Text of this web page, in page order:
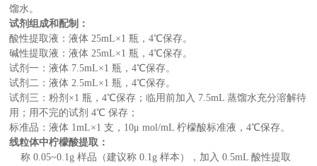
馏水。
试剂组成和配制：
酸性提取液：液体 25mL×1 瓶，4℃保存。
碱性提取液：液体 25mL×1 瓶，4℃保存。
试剂一：液体 7.5mL×1 瓶，4℃保存。
试剂二：液体 2.5mL×1 瓶，4℃保存。
试剂三：粉剂×1 瓶，4℃保存；临用前加入 7.5mL 蒸馏水充分溶解待
用；用不完的试剂 4℃ 保存；
标准品：液体 1mL×1 支，10μ mol/mL 柠檬酸标准液，4℃保存。
线粒体中柠檬酸提取：
称 0.05~0.1g 样品（建议称 0.1g 样本），加入 0.5mL 酸性提取